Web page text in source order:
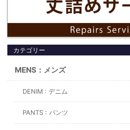
カテゴリー
MENS：メンズ
DENIM : デニム
PANTS : パンツ